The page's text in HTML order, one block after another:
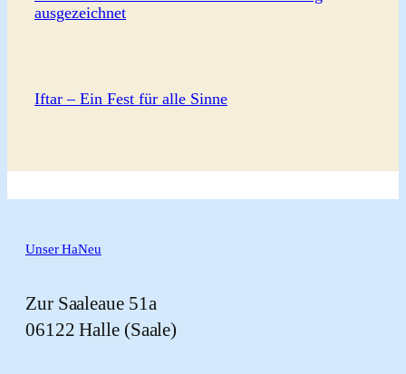
ausgezeichnet
Iftar – Ein Fest für alle Sinne
Unser HaNeu
Zur Saaleaue 51a
06122 Halle (Saale)